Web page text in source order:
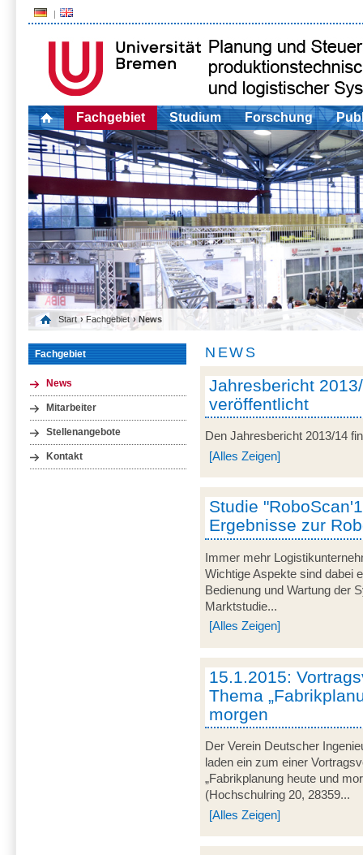
Fachgebiet Studium Forschung
Start › Fachgebiet › News
Fachgebiet
News
Mitarbeiter
Stellenangebote
Kontakt
NEWS
Jahresbericht
veröffentlicht
Den Jahresbericht 2013/14
[Alles Zeigen]
Studie
Ergebnisse zur
Immer mehr
Wichtige Aspekte sind dabei
Bedienung und Wartung der
Marktstudie...
[Alles Zeigen]
15.1.2015:
Thema
morgen
Der Verein Deutscher
laden ein zum einer
„Fabrikplanung heute und
(Hochschulring 20, 28359...
[Alles Zeigen]